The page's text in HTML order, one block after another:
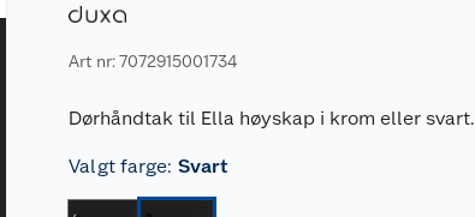
Art nr: 7072915001734
Dørhåndtak til Ella høyskap i krom eller svart.
Valgt farge: Svart